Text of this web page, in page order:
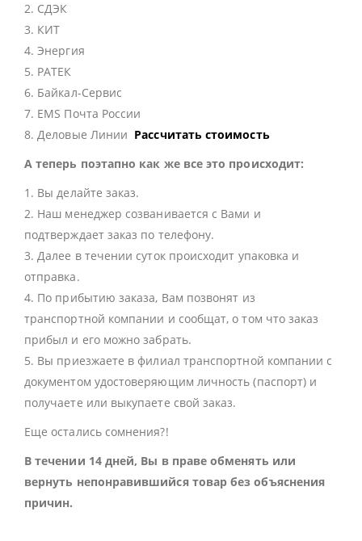
2. СДЭК
3. КИТ
4. Энергия
5. РАТЕК
6. Байкал-Сервис
7. EMS Почта России
8. Деловые Линии Рассчитать стоимость
А теперь поэтапно как же все это происходит:
1. Вы делайте заказ.
2. Наш менеджер созванивается с Вами и
подтверждает заказ по телефону.
3. Далее в течении суток происходит упаковка и
отправка.
4. По прибытию заказа, Вам позвонят из
транспортной компании и сообщат, о том что заказ
прибыл и его можно забрать.
5. Вы приезжаете в филиал транспортной компании с
документом удостоверяющим личность (паспорт) и
получаете или выкупаете свой заказ.
Еще остались сомнения?!
В течении 14 дней, Вы в праве обменять или
вернуть непонравившийся товар без объяснения
причин.